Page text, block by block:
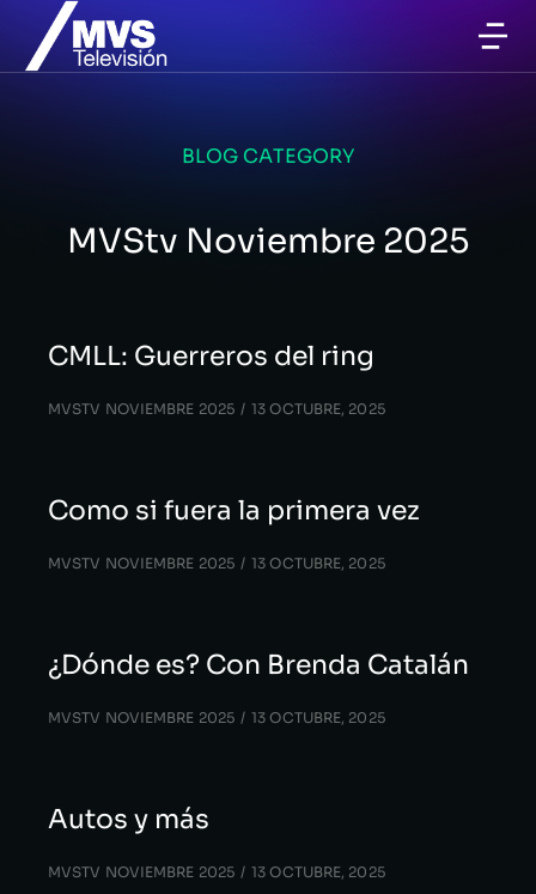
BLOG CATEGORY
MVStv Noviembre 2025
CMLL: Guerreros del ring
MVSTV NOVIEMBRE 2025 13 OCTUBRE, 2025
Como si fuera la primera vez
MVSTV NOVIEMBRE 2025 13 OCTUBRE, 2025
¿Dónde es? Con Brenda Catalán
MVSTV NOVIEMBRE 2025 13 OCTUBRE, 2025
Autos y más
MVSTV NOVIEMBRE 2025 13 OCTUBRE, 2025